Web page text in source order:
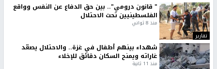
تقارير
" قانون درومي".. بين حق الدفاع عن النفس وواقع
الفلسطينيين تحت الاحتلال
منذ 8 ثواني
شهداء بينهم أطفال في غزة.. والاحتلال يصعّد
غاراته ويمنح السكان دقائق للإخلاء
منذ 11 ثانية